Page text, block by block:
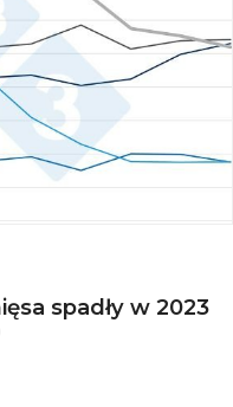
spadły w 2023